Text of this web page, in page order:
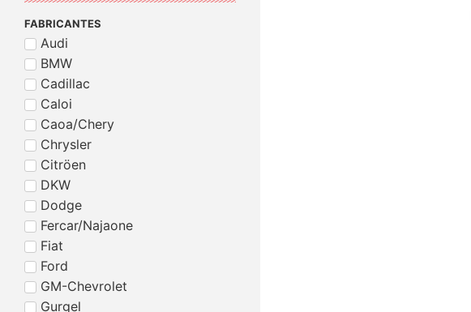
FABRICANTES
Audi
BMW
Cadillac
Caloi
Caoa/Chery
Chrysler
Citröen
DKW
Dodge
Fercar/Najaone
Fiat
Ford
GM-Chevrolet
Gurgel